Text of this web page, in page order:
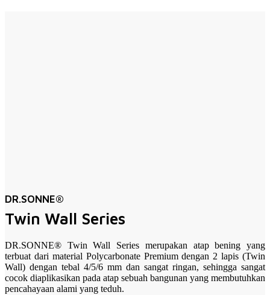
DR.SONNE®
Twin Wall Series
DR.SONNE® Twin Wall Series merupakan atap bening yang
terbuat dari material Polycarbonate Premium dengan 2 lapis (Twin
Wall) dengan tebal 4/5/6 mm dan sangat ringan, sehingga sangat
cocok diaplikasikan pada atap sebuah bangunan yang membutuhkan
pencahayaan alami yang teduh.